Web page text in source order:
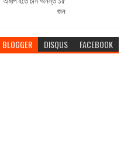
জন
BLOGGER DISQUS FACEBOOK